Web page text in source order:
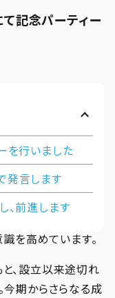
記念パーティー
を行いました
発言します
、前進します
を高めています。
、設立以来途切れ
今期からさらなる成